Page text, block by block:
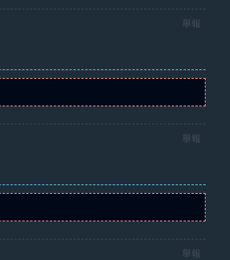
舉報
舉報
舉報